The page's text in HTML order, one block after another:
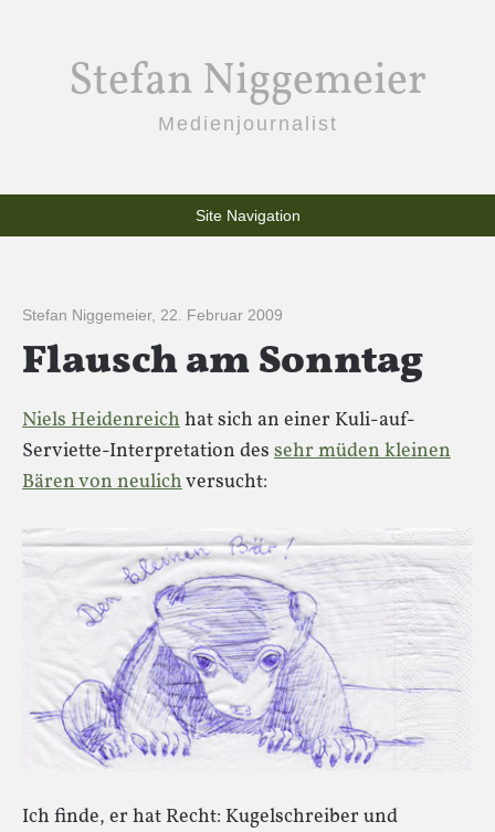
Stefan Niggemeier
Medienjournalist
Site Navigation
Stefan Niggemeier, 22. Februar 2009
Flausch am Sonntag
Niels Heidenreichhat sich an einer Kuli-auf-
Serviette-Interpretation des sehr müden kleinen
Bären von neulichversucht:
Ich finde, er hat Recht: Kugelschreiber und